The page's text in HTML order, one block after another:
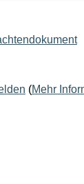
(Mehr